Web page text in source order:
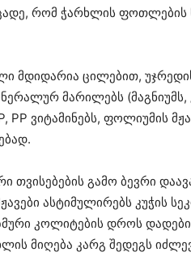
რომ ჭარხლის ფოთლების
მდიდარია ცილებით,
მარილებს
PP ვიტამინებს, ფოლიუმის
თვისებების გამო ბევრი
ასტიმულირებს კუჭის
კოლიტების დროს
მიღება კარგ შედეგს